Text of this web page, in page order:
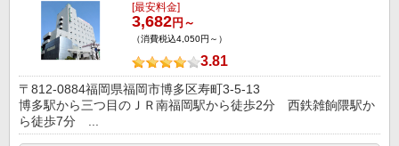
[最安料金]
3,682円～
（消費税込4,050円～）
3.81
〒812-0884福岡県福岡市博多区寿町3-5-13
博多駅から三つ目のＪＲ南福岡駅から徒歩2分 西鉄雑餉隈駅か
ら徒歩7分 ...